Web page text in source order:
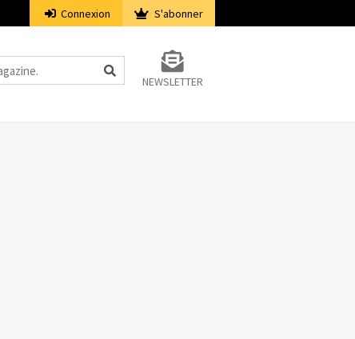
Connexion S'abonner
NEWSLETTER